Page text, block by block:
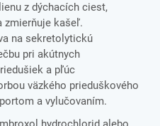
z dýchacích ciest,
zmierňuje kašeľ.
na sekretolytickú
pri akútnych
a pľúc
väzkého prieduškového
a vylučovaním.